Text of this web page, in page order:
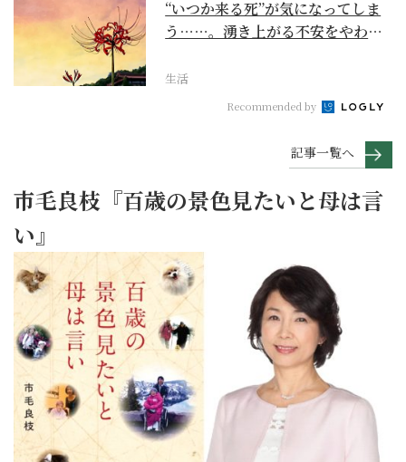
“いつか来る死”が気になってしま
う……。湧き上がる不安をやわら
生活
Recommended by
記事一覧へ
市毛良枝『百歳の景色見たいと母は言
い』